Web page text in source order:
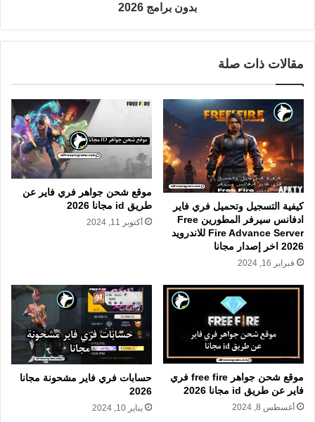
بدون برامج 2026
مقالات ذات صلة
كيفية التسجيل وتحميل فري فاير
ادفانس سيرفر المطورين Free
Fire Advance Server للاندرويد
2026 اخر إصدار مجانا
فبراير 16, 2024
موقع شحن جواهر فري فاير عن
طريق id مجانا 2026
أكتوبر 11, 2024
موقع شحن جواهر free fire فري
فاير عن طريق id مجانا 2026
أغسطس 8, 2024
حسابات فري فاير مشحونة مجانا
2026
يناير 10, 2024